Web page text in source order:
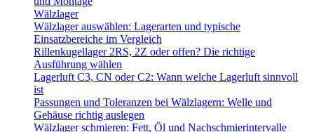
Wälzlager
Wälzlager auswählen: Lagerarten und typische
Einsatzbereiche im Vergleich
Rillenkugellager 2RS, 2Z oder offen? Die richtige
Ausführung wählen
Lagerluft C3, CN oder C2: Wann welche Lagerluft sinnvoll
ist
Passungen und Toleranzen bei Wälzlagern: Welle und
Gehäuse richtig auslegen
Wälzlager schmieren: Fett, Öl und Nachschmierintervalle